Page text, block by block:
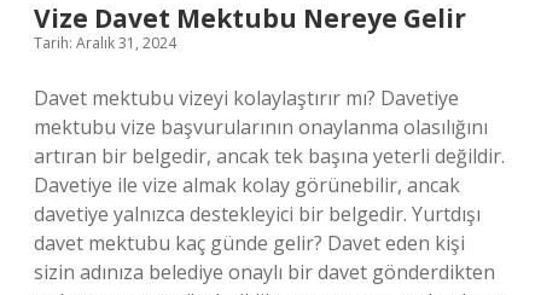
Vize Davet Mektubu Nereye Gelir
Tarih: Aralık 31, 2024
Davet mektubu vizeyi kolaylaştırır mı? Davetiye
mektubu vize başvurularının onaylanma olasılığını
artıran bir belgedir, ancak tek başına yeterli değildir.
Davetiye ile vize almak kolay görünebilir, ancak
davetiye yalnızca destekleyici bir belgedir. Yurtdışı
davet mektubu kaç günde gelir? Davet eden kişi
sizin adınıza belediye onaylı bir davet gönderdikten